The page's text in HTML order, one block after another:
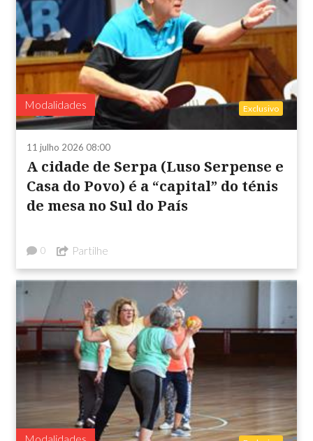
Modalidades Exclusivo
11 julho 2026 08:00
A cidade de Serpa (Luso Serpense e
Casa do Povo) é a “capital” do ténis
de mesa no Sul do País
0 Partilhe